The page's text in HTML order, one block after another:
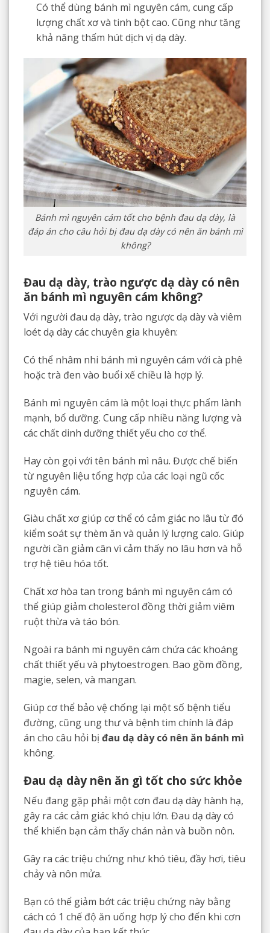
Có thể dùng bánh mì nguyên cám, cung cấp
lượng chất xơ và tinh bột cao. Cũng như tăng
khả năng thấm hút dịch vị dạ dày.
Bánh mì nguyên cám tốt cho bệnh đau dạ dày, là
đáp án cho câu hỏi bị đau dạ dày có nên ăn bánh mì
không?
Đau dạ dày, trào ngược dạ dày có nên
ăn bánh mì nguyên cám không?
Với người đau dạ dày, trào ngược dạ dày và viêm
loét dạ dày các chuyên gia khuyên:
Có thể nhâm nhi bánh mì nguyên cám với cà phê
hoặc trà đen vào buổi xế chiều là hợp lý.
Bánh mì nguyên cám là một loại thực phẩm lành
mạnh, bổ dưỡng. Cung cấp nhiều năng lượng và
các chất dinh dưỡng thiết yếu cho cơ thể.
Hay còn gọi với tên bánh mì nâu. Được chế biến
từ nguyên liệu tổng hợp của các loại ngũ cốc
nguyên cám.
Giàu chất xơ giúp cơ thể có cảm giác no lâu từ đó
kiểm soát sự thèm ăn và quản lý lượng calo. Giúp
người cần giảm cân vì cảm thấy no lâu hơn và hỗ
trợ hệ tiêu hóa tốt.
Chất xơ hòa tan trong bánh mì nguyên cám có
thể giúp giảm cholesterol đồng thời giảm viêm
ruột thừa và táo bón.
Ngoài ra bánh mì nguyên cám chứa các khoáng
chất thiết yếu và phytoestrogen. Bao gồm đồng,
magie, selen, và mangan.
Giúp cơ thể bảo vệ chống lại một số bệnh tiểu
đường, cũng ung thư và bệnh tim chính là đáp
án cho câu hỏi bị đau dạ dày có nên ăn bánh mì
không.
Đau dạ dày nên ăn gì tốt cho sức khỏe
Nếu đang gặp phải một cơn đau dạ dày hành hạ,
gây ra các cảm giác khó chịu lớn. Đau dạ dày có
thể khiến bạn cảm thấy chán nản và buồn nôn.
Gây ra các triệu chứng như khó tiêu, đầy hơi, tiêu
chảy và nôn mửa.
Bạn có thể giảm bớt các triệu chứng này bằng
cách có 1 chế độ ăn uống hợp lý cho đến khi cơn